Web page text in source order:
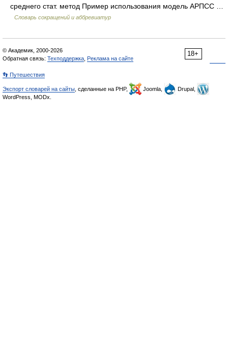
среднего стат. метод Пример использования модель АРПСС …
Словарь сокращений и аббревиатур
18+
© Академик, 2000-2026
Обратная связь: Техподдержка Реклама на сайте
👣 Путешествия
Экспорт словарей на сайты , сделанные на PHP, Joomla,
Drupal,
WordPress, MODx.